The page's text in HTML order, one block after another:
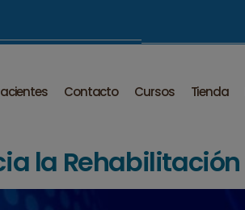
Contacto Cursos Tienda
la